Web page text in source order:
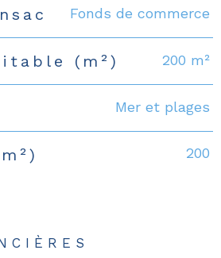
Valeurs Fonds de commerce
(m²) 200 m²
Mer et plages
200